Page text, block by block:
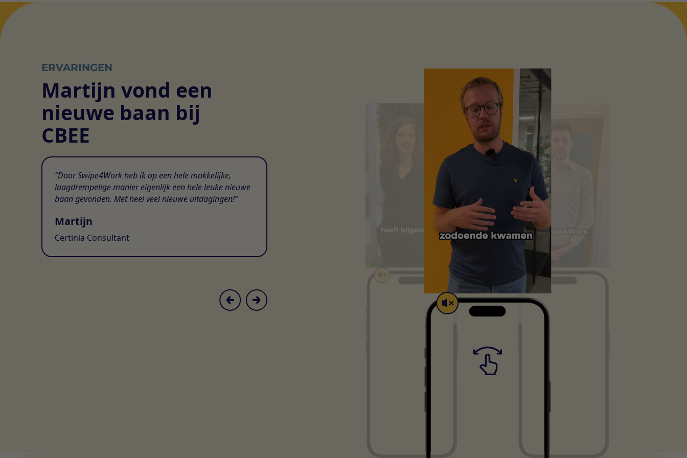
ERVARINGEN
Martijn vond een
nieuwe baan bij
CBEE
Door Swipe4Work heb ik op een hele makkelijke,
laagdrempelige manier eigenlijk een hele leuke nieuwe
baan gevonden. Met heel veel nieuwe uitdagingen!
Martijn
Certinia Consultant